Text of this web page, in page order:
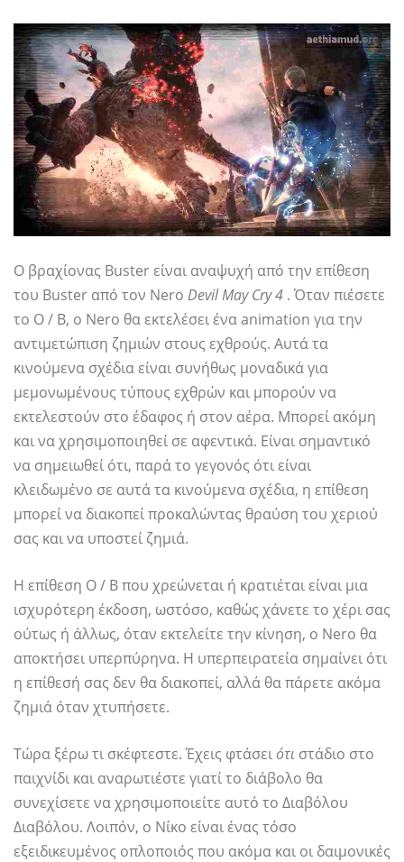
Ο βραχίονας Buster είναι αναψυχή από την επίθεση
του Buster από τον Nero Devil May Cry 4 . Όταν πιέσετε
το O / B, ο Nero θα εκτελέσει ένα animation για την
αντιμετώπιση ζημιών στους εχθρούς. Αυτά τα
κινούμενα σχέδια είναι συνήθως μοναδικά για
μεμονωμένους τύπους εχθρών και μπορούν να
εκτελεστούν στο έδαφος ή στον αέρα. Μπορεί ακόμη
και να χρησιμοποιηθεί σε αφεντικά. Είναι σημαντικό
να σημειωθεί ότι, παρά το γεγονός ότι είναι
κλειδωμένο σε αυτά τα κινούμενα σχέδια, η επίθεση
μπορεί να διακοπεί προκαλώντας θραύση του χεριού
σας και να υποστεί ζημιά.
Η επίθεση O / B που χρεώνεται ή κρατιέται είναι μια
ισχυρότερη έκδοση, ωστόσο, καθώς χάνετε το χέρι σας
ούτως ή άλλως, όταν εκτελείτε την κίνηση, ο Nero θα
αποκτήσει υπερπύρηνα. Η υπερπειρατεία σημαίνει ότι
η επίθεσή σας δεν θα διακοπεί, αλλά θα πάρετε ακόμα
ζημιά όταν χτυπήσετε.
Τώρα ξέρω τι σκέφτεστε. Έχεις φτάσειότι στάδιο στο
παιχνίδι και αναρωτιέστε γιατί το διάβολο θα
συνεχίσετε να χρησιμοποιείτε αυτό το Διαβόλου
Διαβόλου. Λοιπόν, ο Νίκο είναι ένας τόσο
εξειδικευμένος οπλοποιός που ακόμα και οι δαιμονικές